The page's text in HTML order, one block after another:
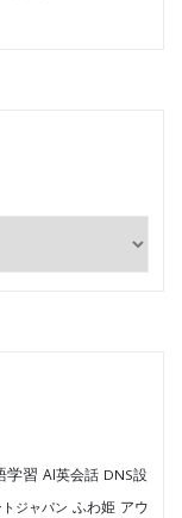
学習 AI英会話 DNS設
ジャパン ふわ姫 アウ